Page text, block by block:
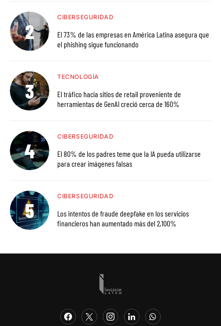
CIBERSEGURIDAD
El 73% de las empresas en América Latina asegura que
el phishing sigue funcionando
TECNOLOGÍA
El tráfico hacia sitios de retail proveniente de
herramientas de GenAI creció cerca de 160%
CIBERSEGURIDAD
El 80% de los padres teme que la IA pueda utilizarse
para crear imágenes falsas
CIBERSEGURIDAD
Los intentos de fraude deepfake en los servicios
financieros han aumentado más del 2,100%